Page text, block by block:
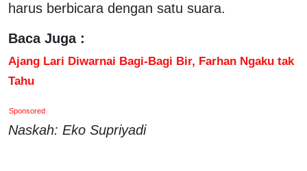
harus berbicara dengan satu suara.
Baca Juga :
Ajang Lari Diwarnai Bagi-Bagi Bir, Farhan Ngaku tak
Tahu
Sponsored
Naskah: Eko Supriyadi